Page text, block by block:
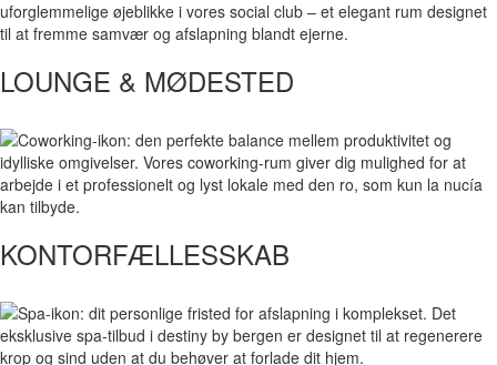
LOUNGE & MØDESTED
KONTORFÆLLESSKAB